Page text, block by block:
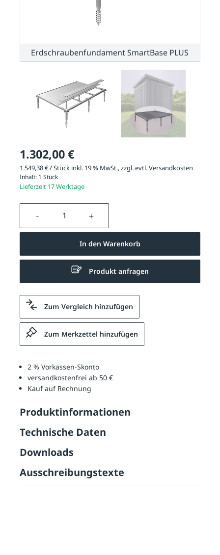
1.302,00 €
1.549,38 € / Stück inkl. 19 % MwSt., zzgl. evtl.Versandkosten
Inhalt: 1 Stück
Lieferzeit 17 Werktage
Produkt Anzahl: Gib den
In den Warenkorb
Produkt anfragen
Zum Vergleich hinzufügen
Zum Merkzettel hinzufügen
2 % Vorkassen-Skonto
versandkostenfrei ab 50 €
Kauf auf Rechnung
Produktinformationen
Technische Daten
Downloads
Ausschreibungstexte
Erdschraubenfundament SmartBase PLUS